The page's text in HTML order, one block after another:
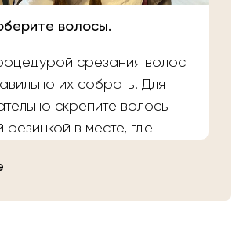
волосы.
срезания волос
их собрать. Для
скрепите волосы
в месте, где